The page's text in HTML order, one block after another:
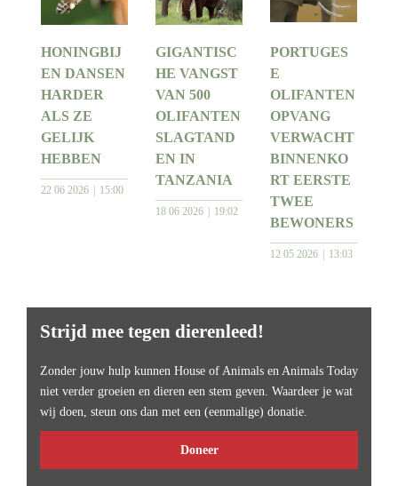
HONINGBIJ
EN DANSEN
HARDER
ALS ZE
GELIJK
HEBBEN
22 06 2026 15:00
GIGANTISC
HE VANGST
VAN 500
OLIFANTEN
SLAGTAND
EN IN
TANZANIA
18 06 2026 19:02
PORTUGES
E
OLIFANTEN
OPVANG
VERWACHT
BINNENKO
RT EERSTE
TWEE
BEWONERS
12 05 2026 13:03
Strijd mee tegen dierenleed!
Zonder jouw hulp kunnen House of Animals en Animals Today
niet verder groeien en dieren een stem geven. Waardeer je wat
wij doen, steun ons dan met een (eenmalige) donatie.
Doneer